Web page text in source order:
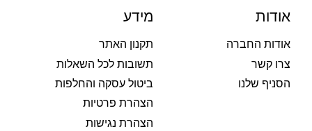
אודות
אודות החברה
צרו קשר
הסניף שלנו
מידע
תקנון האתר
תשובות לכל השאלות
ביטול עסקה והחלפות
הצהרת פרטיות
הצהרת נגישות